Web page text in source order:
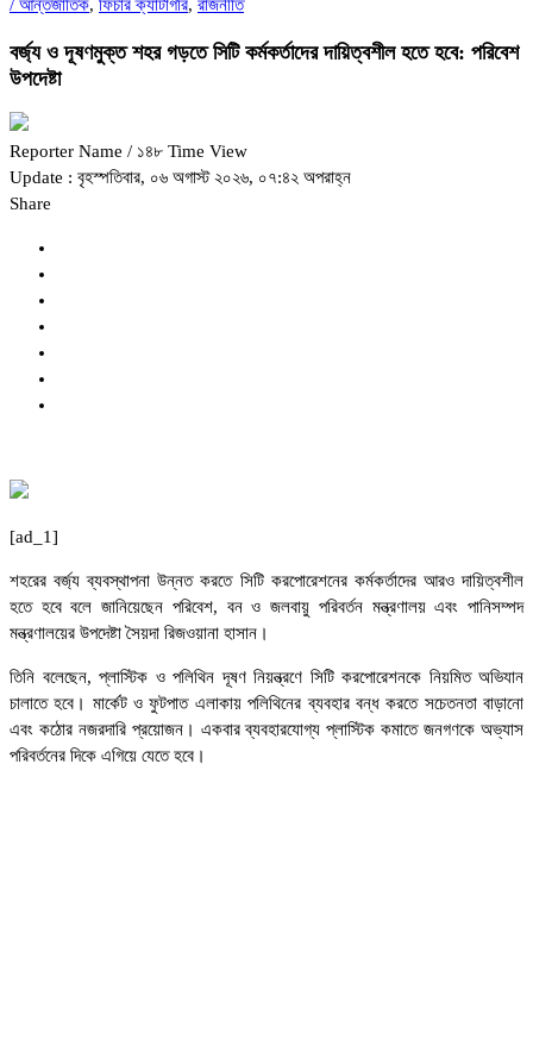
/ আন্তর্জাতিক, ফিচার ক্যাটাগরি, রাজনীতি
বর্জ্য ও দূষণমুক্ত শহর গড়তে সিটি কর্মকর্তাদের দায়িত্বশীল হতে হবে: পরিবেশ
উপদেষ্টা
Reporter Name / ১৪৮ Time View
Update : বৃহস্পতিবার, ০৬ অগাস্ট ২০২৬, ০৭:৪২ অপরাহ্ন
Share
[ad_1]
শহরের বর্জ্য ব্যবস্থাপনা উন্নত করতে সিটি করপোরেশনের কর্মকর্তাদের আরও দায়িত্বশীল
হতে হবে বলে জানিয়েছেন পরিবেশ, বন ও জলবায়ু পরিবর্তন মন্ত্রণালয় এবং পানিসম্পদ
মন্ত্রণালয়ের উপদেষ্টা সৈয়দা রিজওয়ানা হাসান।
তিনি বলেছেন, প্লাস্টিক ও পলিথিন দূষণ নিয়ন্ত্রণে সিটি করপোরেশনকে নিয়মিত অভিযান
চালাতে হবে। মার্কেট ও ফুটপাত এলাকায় পলিথিনের ব্যবহার বন্ধ করতে সচেতনতা বাড়ানো
এবং কঠোর নজরদারি প্রয়োজন। একবার ব্যবহারযোগ্য প্লাস্টিক কমাতে জনগণকে অভ্যাস
পরিবর্তনের দিকে এগিয়ে যেতে হবে।